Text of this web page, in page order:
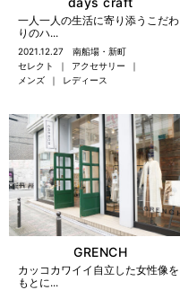
一人一人の生活に寄り添うこだわ
りのハ...
2021.12.27
南船場・新町
セレクト
アクセサリー
メンズ
レディース
GRENCH
カッコカワイイ自立した女性像を
もとに...